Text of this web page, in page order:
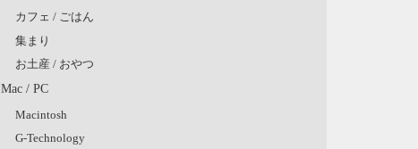
カフェ / ごはん
集まり
お土産 / おやつ
Mac / PC
Macintosh
G-Technology